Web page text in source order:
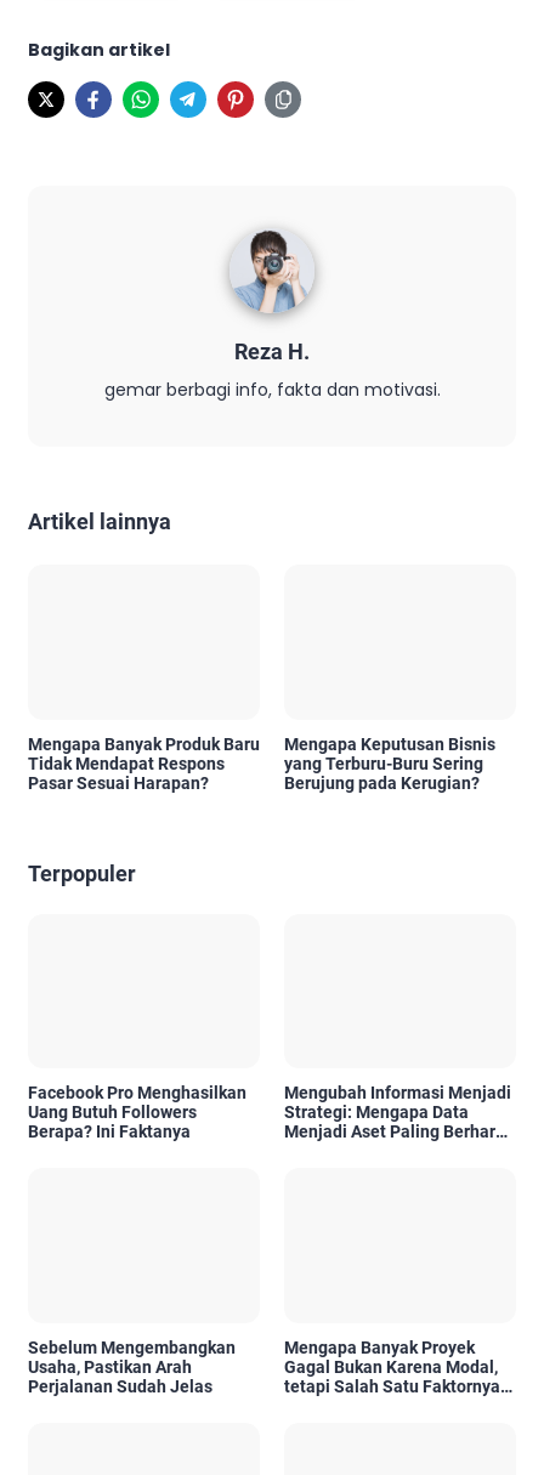
Bagikan artikel
Reza H.
gemar berbagi info, fakta dan motivasi.
Artikel lainnya
Mengapa Banyak Produk Baru
Tidak Mendapat Respons
Pasar Sesuai Harapan?
Mengapa Keputusan Bisnis
yang Terburu-Buru Sering
Berujung pada Kerugian?
Terpopuler
Facebook Pro Menghasilkan
Uang Butuh Followers
Berapa? Ini Faktanya
Mengubah Informasi Menjadi
Strategi: Mengapa Data
Menjadi Aset Paling Berharga
Sebelum Mengembangkan
Usaha, Pastikan Arah
Perjalanan Sudah Jelas
Mengapa Banyak Proyek
Gagal Bukan Karena Modal,
tetapi Salah Satu Faktornya